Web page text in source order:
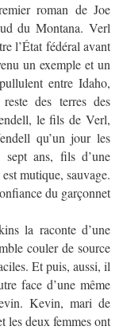
roman de Joe
du Montana. Verl
l’État fédéral avant
un exemple et un
entre Idaho,
des terres des
le fils de Verl,
qu’un jour les
sept ans, fils d’une
mutique, sauvage.
du garçonnet
la raconte d’une
couler de source
Et puis, aussi, il
face d’une même
Kevin, mari de
les deux femmes ont